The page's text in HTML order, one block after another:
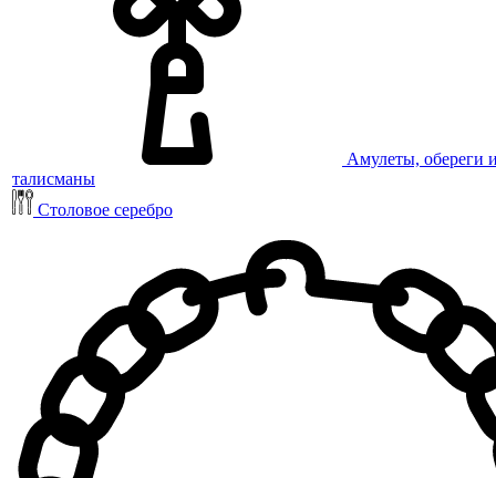
Амулеты, обереги
талисманы
Столовое серебро